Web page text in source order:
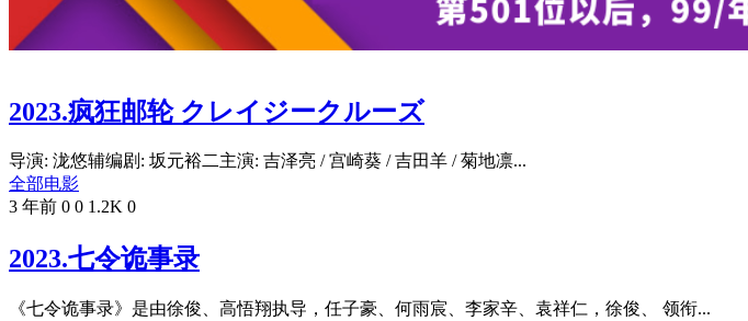
2023.疯狂邮轮 クレイジークルーズ
导演: 泷悠辅编剧: 坂元裕二主演: 吉泽亮 / 宫崎葵 / 吉田羊 / 菊地凛...
全部电影
3 年前 0 0 1.2K 0
2023.七令诡事录
《七令诡事录》是由徐俊、高悟翔执导，任子豪、何雨宸、李家辛、袁祥仁，徐俊、 领衔...